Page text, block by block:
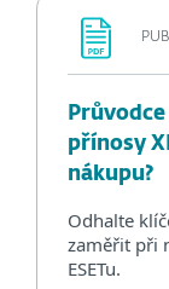
přínosy
nákupu?
Odhalte
zaměřit při
ESETu.